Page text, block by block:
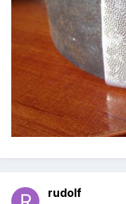
rudolf